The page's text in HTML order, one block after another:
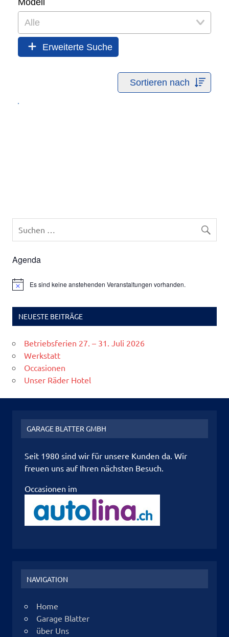
Agenda
HinweisEs sind keine anstehenden Veranstaltungen vorhanden.
NEUESTE BEITRÄGE
Betriebsferien 27. – 31. Juli 2026
Werkstatt
Occasionen
Unser Räder Hotel
GARAGE BLATTER GMBH
Seit 1980 sind wir für unsere Kunden da. Wir
freuen uns auf Ihren nächsten Besuch.
Occasionen im
NAVIGATION
Home
Garage Blatter
über Uns